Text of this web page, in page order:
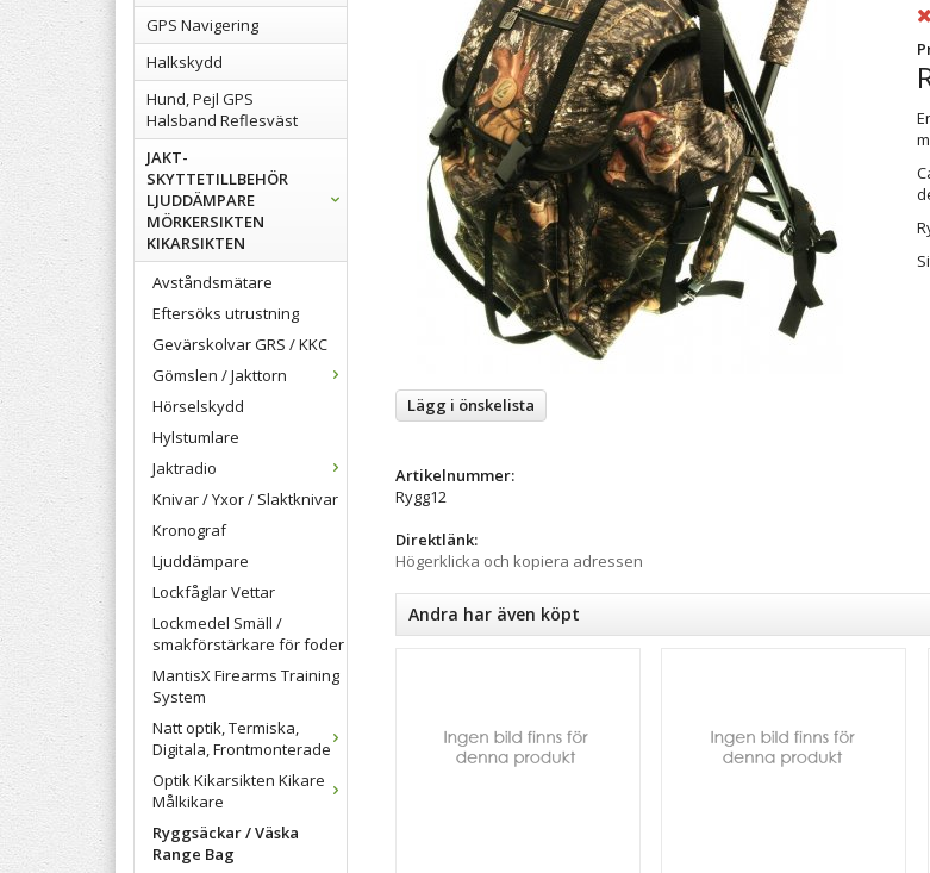
GPS Navigering
Halkskydd
Hund, Pejl GPS
Halsband Reflesväst
JAKT-
SKYTTETILLBEHÖR
LJUDDÄMPARE
MÖRKERSIKTEN
KIKARSIKTEN
Avståndsmätare
Eftersöks utrustning
Gevärskolvar GRS / KKC
Gömslen / Jakttorn
Hörselskydd
Hylstumlare
Jaktradio
Knivar / Yxor / Slaktknivar
Kronograf
Ljuddämpare
Lockfåglar Vettar
Lockmedel Smäll /
smakförstärkare för foder
MantisX Firearms Training
System
Natt optik, Termiska,
Digitala, Frontmonterade
Optik Kikarsikten Kikare
Målkikare
Ryggsäckar / Väska
Range Bag
Lägg i önskelista
Artikelnummer:
Rygg12
Direktlänk:
Högerklicka och kopiera adressen
Andra har även köpt